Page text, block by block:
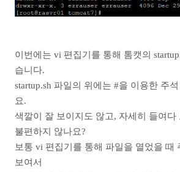
이번에는 vi 편집기를 통해 톰캣의
습니다.
startup.sh 파일의 위에는 #을 이용한 주
요.
색깔이 잘 보이지도 않고, 자세히 들여다
불편하지 않나요?
보통 vi 편집기를 통해 파일을 열었을 때
보여서